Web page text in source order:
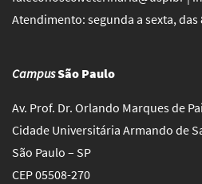
Atendimento: segunda a sexta, das
CampusSão Paulo
Av. Prof. Dr. Orlando Marques de
Cidade Universitária Armando de
São Paulo – SP
CEP 05508-270